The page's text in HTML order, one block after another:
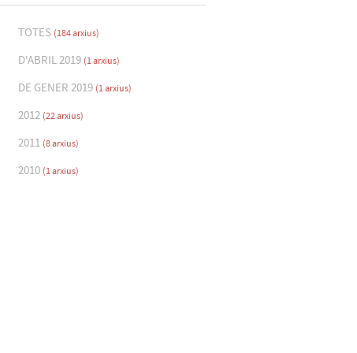
TOTES (184 arxius)
D'ABRIL 2019 (1 arxius)
DE GENER 2019 (1 arxius)
2012 (22 arxius)
2011 (8 arxius)
2010 (1 arxius)